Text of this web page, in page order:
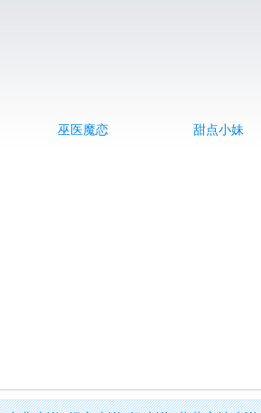
巫医魔恋 甜点小妹